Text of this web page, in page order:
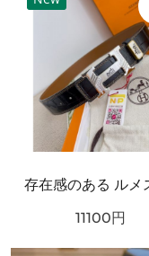
11100円